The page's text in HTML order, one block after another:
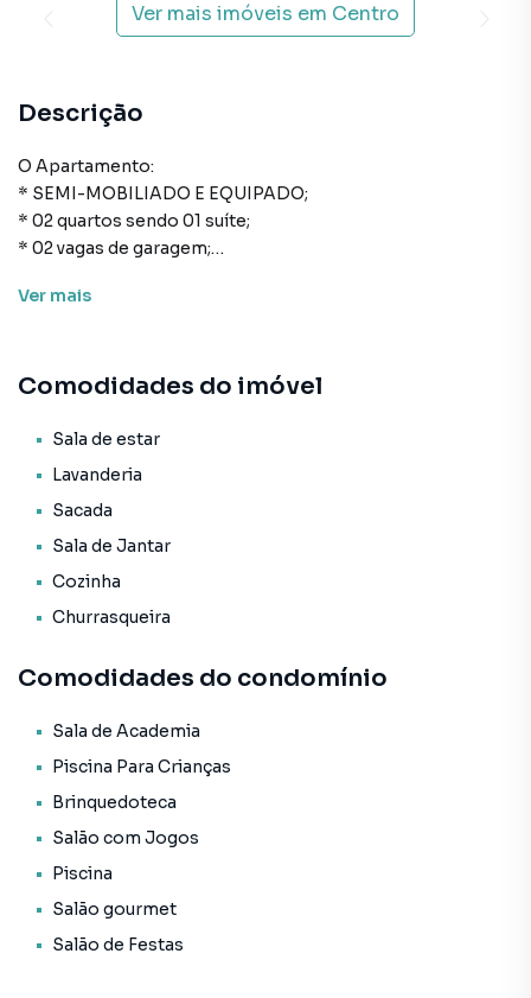
Ver mais imóveis em Centro
Descrição
O Apartamento:
* SEMI-MOBILIADO E EQUIPADO;
* 02 quartos sendo 01 suíte;
* 02 vagas de garagem;
* Cozinha;
* Living para sala de estar e de jantar;
* Acabamento em gesso;
* Ar Condicionado.
O Empreendimento / Área de lazer:
* Piscina infantil;
* Academia;
* Salão de festas;
* Brinquedoteca;
* Espaço gourmet;
* Piscina adulto.
> Valor total: R$ 1.800.000,00
> Entrada + financiamento
> Para mais informações, consulte um de nossos
Ver mais
Comodidades do imóvel
Sala de estar
Lavanderia
Sacada
Sala de Jantar
Cozinha
Churrasqueira
Comodidades do condomínio
Sala de Academia
Piscina Para Crianças
Brinquedoteca
Salão com Jogos
Piscina
Salão gourmet
Salão de Festas